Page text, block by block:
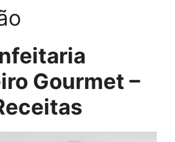
Gourmet –